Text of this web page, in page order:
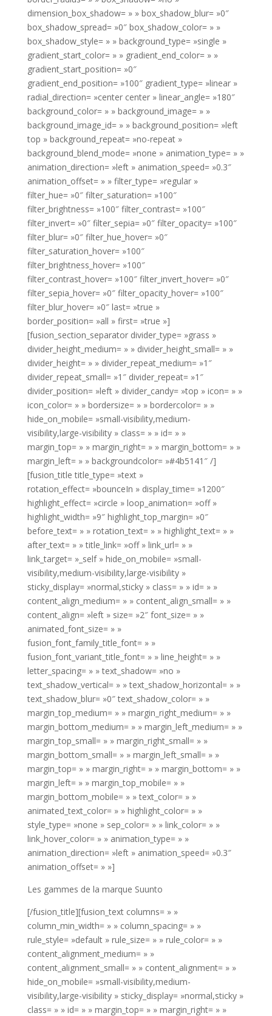
dimension_box_shadow= » » box_shadow_blur= »0″
box_shadow_spread= »0″ box_shadow_color= » »
box_shadow_style= » » background_type= »single »
gradient_start_color= » » gradient_end_color= » »
gradient_start_position= »0″
gradient_end_position= »100″ gradient_type= »linear »
radial_direction= »center center » linear_angle= »180″
background_color= » » background_image= » »
background_image_id= » » background_position= »left
top » background_repeat= »no-repeat »
background_blend_mode= »none » animation_type= » »
animation_direction= »left » animation_speed= »0.3″
animation_offset= » » filter_type= »regular »
filter_hue= »0″ filter_saturation= »100″
filter_brightness= »100″ filter_contrast= »100″
filter_invert= »0″ filter_sepia= »0″ filter_opacity= »100″
filter_blur= »0″ filter_hue_hover= »0″
filter_saturation_hover= »100″
filter_brightness_hover= »100″
filter_contrast_hover= »100″ filter_invert_hover= »0″
filter_sepia_hover= »0″ filter_opacity_hover= »100″
filter_blur_hover= »0″ last= »true »
border_position= »all » first= »true »]
[fusion_section_separator divider_type= »grass »
divider_height_medium= » » divider_height_small= » »
divider_height= » » divider_repeat_medium= »1″
divider_repeat_small= »1″ divider_repeat= »1″
divider_position= »left » divider_candy= »top » icon= » »
icon_color= » » bordersize= » » bordercolor= » »
hide_on_mobile= »small-visibility,medium-
visibility,large-visibility » class= » » id= » »
margin_top= » » margin_right= » » margin_bottom= » »
margin_left= » » backgroundcolor= »#4b5141″ /]
[fusion_title title_type= »text »
rotation_effect= »bounceIn » display_time= »1200″
highlight_effect= »circle » loop_animation= »off »
highlight_width= »9″ highlight_top_margin= »0″
before_text= » » rotation_text= » » highlight_text= » »
after_text= » » title_link= »off » link_url= » »
link_target= »_self » hide_on_mobile= »small-
visibility,medium-visibility,large-visibility »
sticky_display= »normal,sticky » class= » » id= » »
content_align_medium= » » content_align_small= » »
content_align= »left » size= »2″ font_size= » »
animated_font_size= » »
fusion_font_family_title_font= » »
fusion_font_variant_title_font= » » line_height= » »
letter_spacing= » » text_shadow= »no »
text_shadow_vertical= » » text_shadow_horizontal= » »
text_shadow_blur= »0″ text_shadow_color= » »
margin_top_medium= » » margin_right_medium= » »
margin_bottom_medium= » » margin_left_medium= » »
margin_top_small= » » margin_right_small= » »
margin_bottom_small= » » margin_left_small= » »
margin_top= » » margin_right= » » margin_bottom= » »
margin_left= » » margin_top_mobile= » »
margin_bottom_mobile= » » text_color= » »
animated_text_color= » » highlight_color= » »
style_type= »none » sep_color= » » link_color= » »
link_hover_color= » » animation_type= » »
animation_direction= »left » animation_speed= »0.3″
animation_offset= » »]
Les gammes de la marque Suunto
[/fusion_title][fusion_text columns= » »
column_min_width= » » column_spacing= » »
rule_style= »default » rule_size= » » rule_color= » »
content_alignment_medium= » »
content_alignment_small= » » content_alignment= » »
hide_on_mobile= »small-visibility,medium-
visibility,large-visibility » sticky_display= »normal,sticky »
class= » » id= » » margin_top= » » margin_right= » »